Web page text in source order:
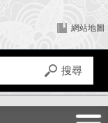
網站地圖